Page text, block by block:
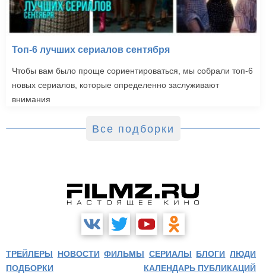
Топ-6 лучших сериалов сентября
Чтобы вам было проще сориентироваться, мы собрали топ-6
новых сериалов, которые определенно заслуживают
внимания
Все подборки
ТРЕЙЛЕРЫ НОВОСТИ ФИЛЬМЫ СЕРИАЛЫ БЛОГИ ЛЮДИ
ПОДБОРКИ
КАЛЕНДАРЬ ПУБЛИКАЦИЙ